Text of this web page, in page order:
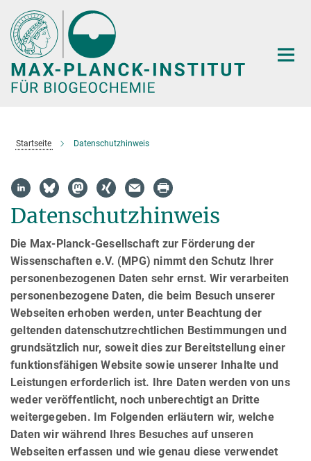
Hauptinhalt
Startseite Datenschutzhinweis
Datenschutzhinweis
Die Max-Planck-Gesellschaft zur Förderung der
Wissenschaften e.V. (MPG) nimmt den Schutz Ihrer
personenbezogenen Daten sehr ernst. Wir verarbeiten
personenbezogene Daten, die beim Besuch unserer
Webseiten erhoben werden, unter Beachtung der
geltenden datenschutzrechtlichen Bestimmungen und
grundsätzlich nur, soweit dies zur Bereitstellung einer
funktionsfähigen Website sowie unserer Inhalte und
Leistungen erforderlich ist. Ihre Daten werden von uns
weder veröffentlicht, noch unberechtigt an Dritte
weitergegeben. Im Folgenden erläutern wir, welche
Daten wir während Ihres Besuches auf unseren
Webseiten erfassen und wie genau diese verwendet